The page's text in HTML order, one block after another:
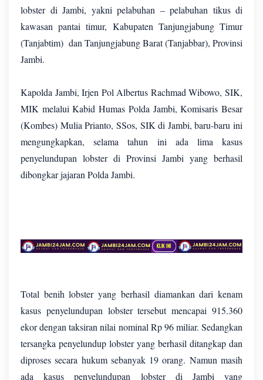
lobster di Jambi, yakni pelabuhan – pelabuhan tikus di
kawasan pantai timur, Kabupaten Tanjungjabung Timur
(Tanjabtim) dan Tanjungjabung Barat (Tanjabbar), Provinsi
Jambi.
Kapolda Jambi, Irjen Pol Albertus Rachmad Wibowo, SIK,
MIK melalui Kabid Humas Polda Jambi, Komisaris Besar
(Kombes) Mulia Prianto, SSos, SIK di Jambi, baru-baru ini
mengungkapkan, selama tahun ini ada lima kasus
penyelundupan lobster di Provinsi Jambi yang berhasil
dibongkar jajaran Polda Jambi.
Total benih lobster yang berhasil diamankan dari kenam
kasus penyelundupan lobster tersebut mencapai 915.360
ekor dengan taksiran nilai nominal Rp 96 miliar. Sedangkan
tersangka penyelundup lobster yang berhasil ditangkap dan
diproses secara hukum sebanyak 19 orang. Namun masih
ada kasus penyelundupan lobster di Jambi yang